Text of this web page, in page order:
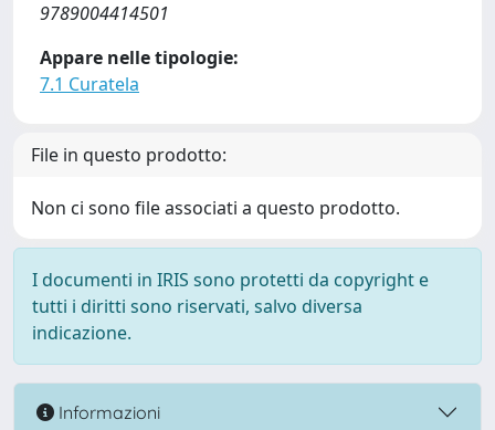
9789004414501
Appare nelle tipologie:
7.1 Curatela
File in questo prodotto:
Non ci sono file associati a questo prodotto.
I documenti in IRIS sono protetti da copyright e
tutti i diritti sono riservati, salvo diversa
indicazione.
Informazioni